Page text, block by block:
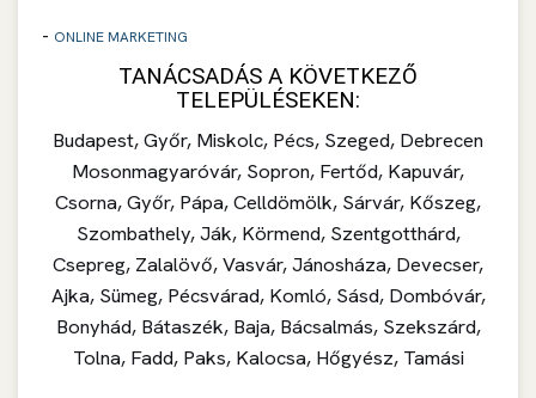
- ONLINE MARKETING
TANÁCSADÁS A KÖVETKEZŐ
TELEPÜLÉSEKEN:
Budapest, Győr, Miskolc, Pécs, Szeged, Debrecen
Mosonmagyaróvár, Sopron, Fertőd, Kapuvár,
Csorna, Győr, Pápa, Celldömölk, Sárvár, Kőszeg,
Szombathely, Ják, Körmend, Szentgotthárd,
Csepreg, Zalalövő, Vasvár, Jánosháza, Devecser,
Ajka, Sümeg, Pécsvárad, Komló, Sásd, Dombóvár,
Bonyhád, Bátaszék, Baja, Bácsalmás, Szekszárd,
Tolna, Fadd, Paks, Kalocsa, Hőgyész, Tamási